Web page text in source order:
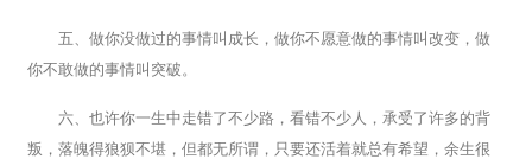
五、做你没做过的事情叫成长，做你不愿意做的事情叫改变，做
你不敢做的事情叫突破。
六、也许你一生中走错了不少路，看错不少人，承受了许多的背
叛，落魄得狼狈不堪，但都无所谓，只要还活着就总有希望，余生很